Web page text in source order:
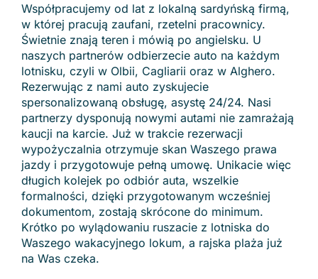
Współpracujemy od lat z lokalną sardyńską firmą,
w której pracują zaufani, rzetelni pracownicy.
Świetnie znają teren i mówią po angielsku. U
naszych partnerów odbierzecie auto na każdym
lotnisku, czyli w Olbii, Cagliarii oraz w Alghero.
Rezerwując z nami auto zyskujecie
spersonalizowaną obsługę, asystę 24/24. Nasi
partnerzy dysponują nowymi autami nie zamrażają
kaucji na karcie. Już w trakcie rezerwacji
wypożyczalnia otrzymuje skan Waszego prawa
jazdy i przygotowuje pełną umowę. Unikacie więc
długich kolejek po odbiór auta, wszelkie
formalności, dzięki przygotowanym wcześniej
dokumentom, zostają skrócone do minimum.
Krótko po wylądowaniu ruszacie z lotniska do
Waszego wakacyjnego lokum, a rajska plaża już
na Was czeka.